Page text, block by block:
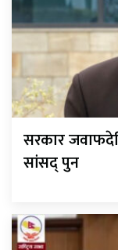
सरकार
सांसद् पुन